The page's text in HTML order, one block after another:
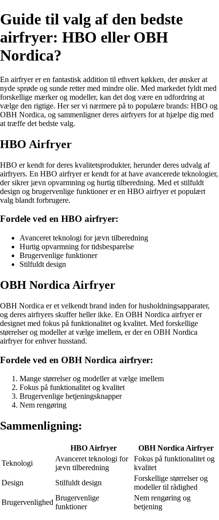
Guide til valg af den bedste
airfryer: HBO eller OBH
Nordica?
En airfryer er en fantastisk addition til ethvert køkken, der ønsker at
nyde sprøde og sunde retter med mindre olie. Med markedet fyldt med
forskellige mærker og modeller, kan det dog være en udfordring at
vælge den rigtige. Her ser vi nærmere på to populære brands: HBO og
OBH Nordica, og sammenligner deres airfryers for at hjælpe dig med
at træffe det bedste valg.
HBO Airfryer
HBO er kendt for deres kvalitetsprodukter, herunder deres udvalg af
airfryers. En HBO airfryer er kendt for at have avancerede teknologier,
der sikrer jævn opvarmning og hurtig tilberedning. Med et stilfuldt
design og brugervenlige funktioner er en HBO airfryer et populært
valg blandt forbrugere.
Fordele ved en HBO airfryer:
Avanceret teknologi for jævn tilberedning
Hurtig opvarmning for tidsbesparelse
Brugervenlige funktioner
Stilfuldt design
OBH Nordica Airfryer
OBH Nordica er et velkendt brand inden for husholdningsapparater,
og deres airfryers skuffer heller ikke. En OBH Nordica airfryer er
designet med fokus på funktionalitet og kvalitet. Med forskellige
størrelser og modeller at vælge imellem, er der en OBH Nordica
airfryer for enhver husstand.
Fordele ved en OBH Nordica airfryer:
Mange størrelser og modeller at vælge imellem
Fokus på funktionalitet og kvalitet
Brugervenlige betjeningsknapper
Nem rengøring
Sammenligning:
HBO Airfryer
OBH Nordica Airfryer
Teknologi
Avanceret teknologi for
jævn tilberedning
Fokus på funktionalitet og
kvalitet
Design
Stilfuldt design
Forskellige størrelser og
modeller til rådighed
Brugervenlighed
Brugervenlige
funktioner
Nem rengøring og
betjening